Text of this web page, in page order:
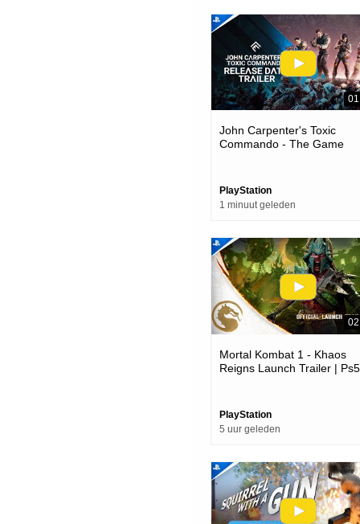
John Carpenter's Toxic
Commando - The Game
PlayStation
1 minuut geleden
Mortal Kombat 1 - Khaos
Reigns Launch Trailer | Ps5
PlayStation
5 uur geleden